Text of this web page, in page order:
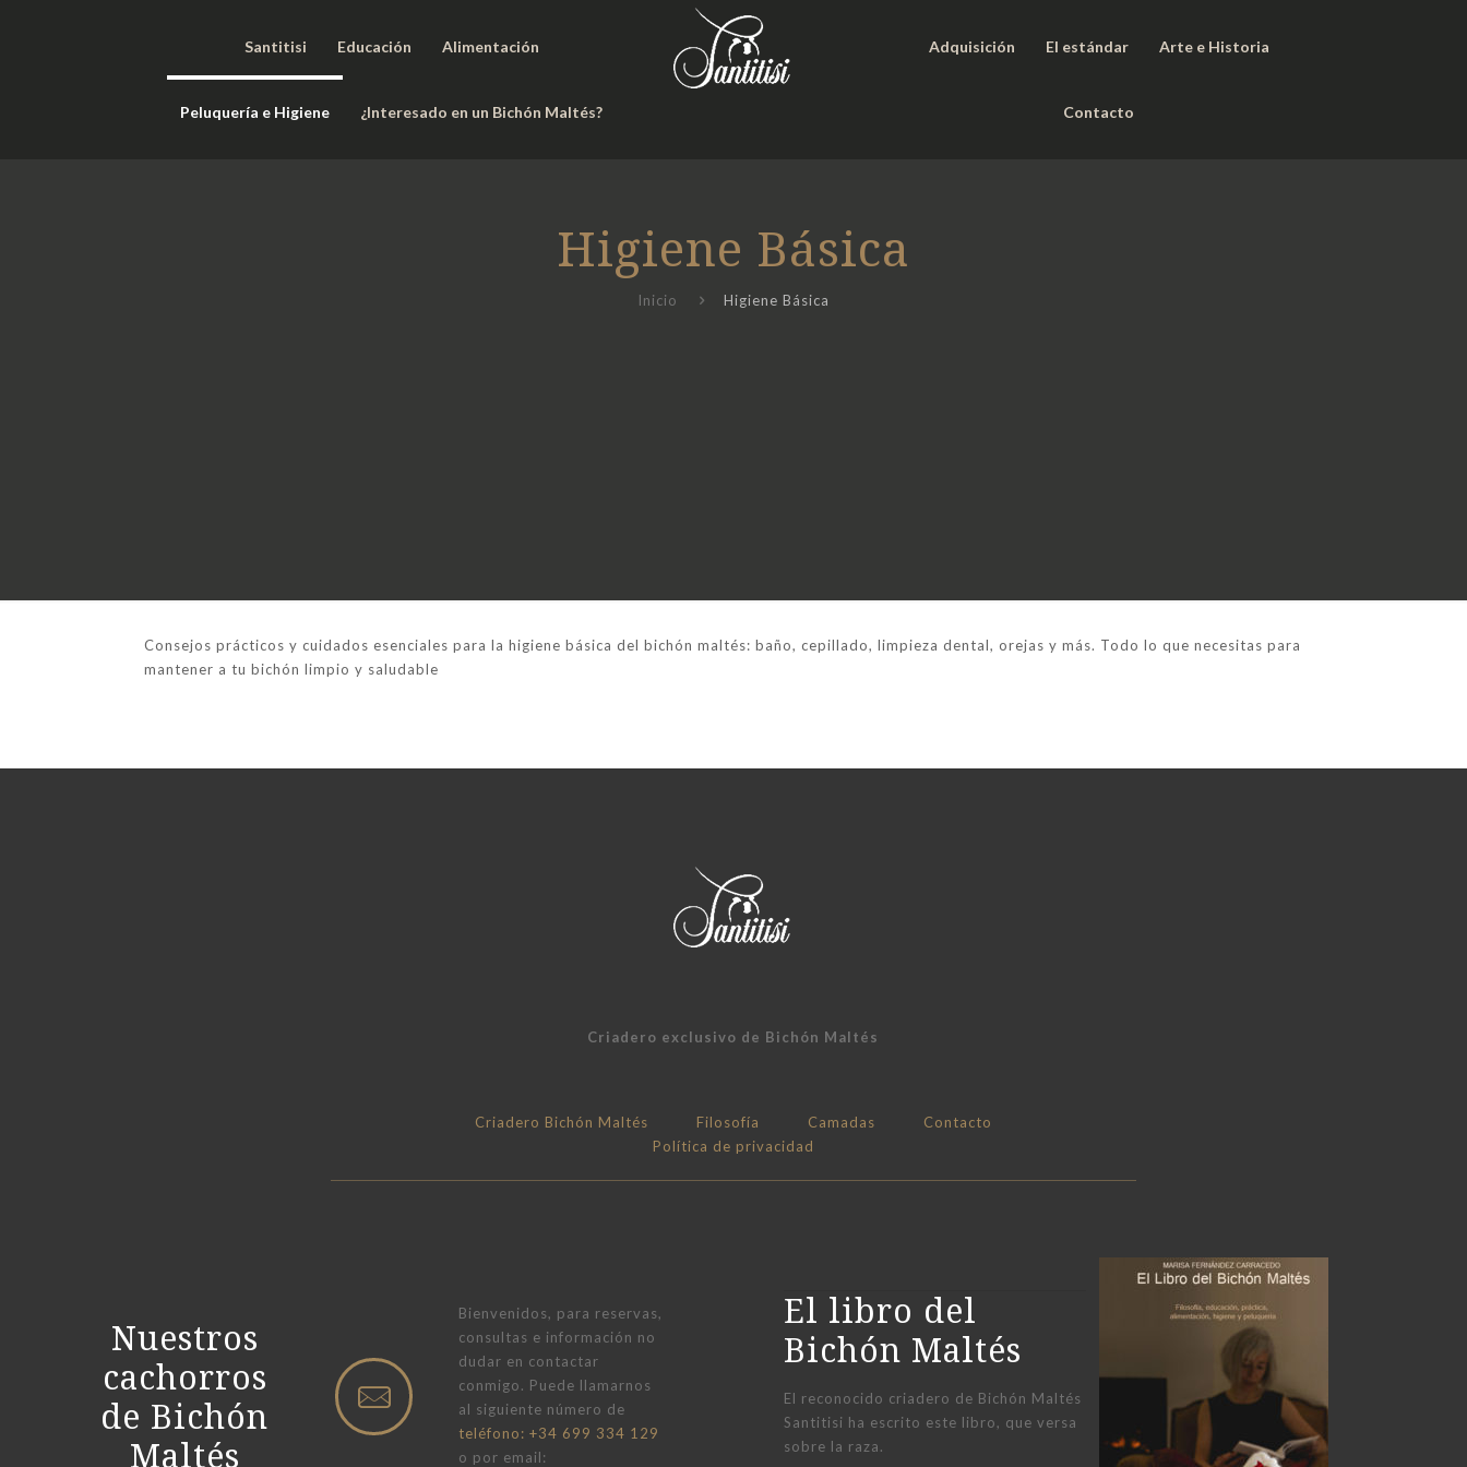
Santitisi Educación Alimentación
Peluquería e Higiene ¿Interesado en un Bichón Maltés?
Adquisición El estándar Arte e Historia
Contacto
Higiene Básica
Inicio Higiene Básica
Consejos prácticos y cuidados esenciales para la higiene básica del bichón maltés: baño, cepillado, limpieza dental, orejas y más. Todo lo que necesitas para
mantener a tu bichón limpio y saludable
Criadero exclusivo de Bichón Maltés
Criadero Bichón Maltés Filosofía Camadas
Contacto
Política de privacidad
Nuestros
cachorros
de Bichón
Maltés
Bienvenidos, para reservas,
consultas e información no
dudar en contactar
conmigo. Puede llamarnos
al siguiente número de
teléfono: +34 699 334 129
o por email:
El libro del
Bichón Maltés
El reconocido criadero de Bichón Maltés
Santitisi ha escrito este libro, que versa
sobre la raza.